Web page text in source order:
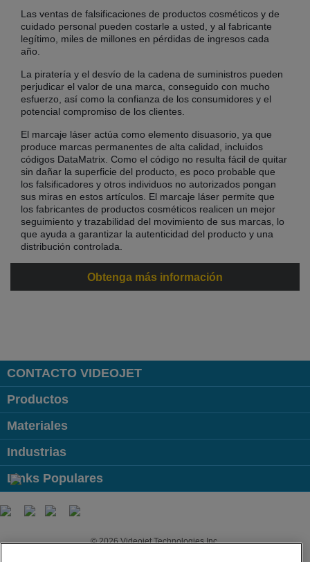
Las ventas de falsificaciones de productos cosméticos y de
cuidado personal pueden costarle a usted, y al fabricante
legítimo, miles de millones en pérdidas de ingresos cada
año.
La piratería y el desvío de la cadena de suministros pueden
perjudicar el valor de una marca, conseguido con mucho
esfuerzo, así como la confianza de los consumidores y el
potencial compromiso de los clientes.
El marcaje láser actúa como elemento disuasorio, ya que
produce marcas permanentes de alta calidad, incluidos
códigos DataMatrix. Como el código no resulta fácil de quitar
sin dañar la superficie del producto, es poco probable que
los falsificadores y otros individuos no autorizados pongan
sus miras en estos artículos. El marcaje láser permite que
los fabricantes de productos cosméticos realicen un mejor
seguimiento y trazabilidad del movimiento de sus marcas, lo
que ayuda a garantizar la autenticidad del producto y una
distribución controlada.
Obtenga más información
CONTACTO VIDEOJET
Productos
Materiales
Industrias
Links Populares
© 2026 Videojet Technologies Inc.